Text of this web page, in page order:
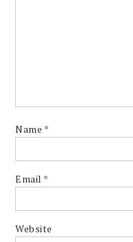
Name *
Email *
Website